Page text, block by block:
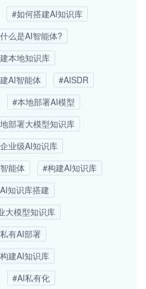
#如何搭建AI知识库
么是AI智能体?
本地知识库
AI智能体
#AISDR
#本地部署AI模型
部署大模型知识库
业级AI知识库
能体
#构建AI知识库
知识库搭建
大模型知识库
有AI部署
建AI知识库
#AI私有化